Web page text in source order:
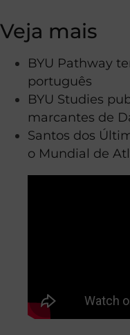
Veja mais
BYU Pathway
português
BYU Studies
marcantes de
Santos dos
o Mundial de